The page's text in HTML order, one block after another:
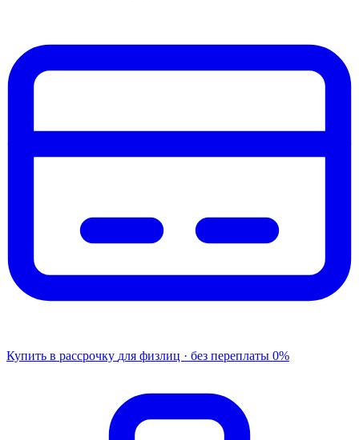
Купить в рассрочку для физлиц · без переплаты 0%